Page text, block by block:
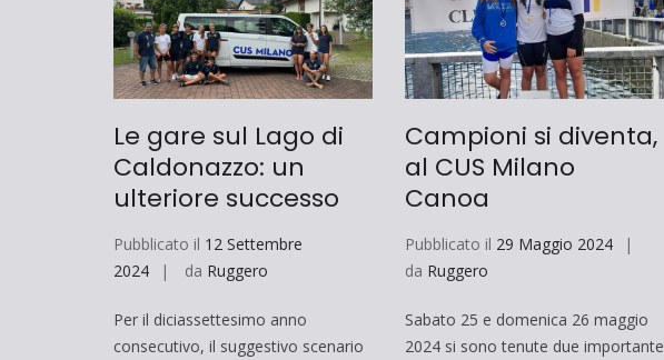
Le gare sul Lago di
Caldonazzo: un
ulteriore successo
Pubblicato il 12 Settembre
2024
da Ruggero
Per il diciassettesimo anno
consecutivo, il suggestivo scenario
Campioni si diventa,
al CUS Milano
Canoa
Pubblicato il 29 Maggio 2024
da Ruggero
Sabato 25 e domenica 26 maggio
2024 si sono tenute due importante